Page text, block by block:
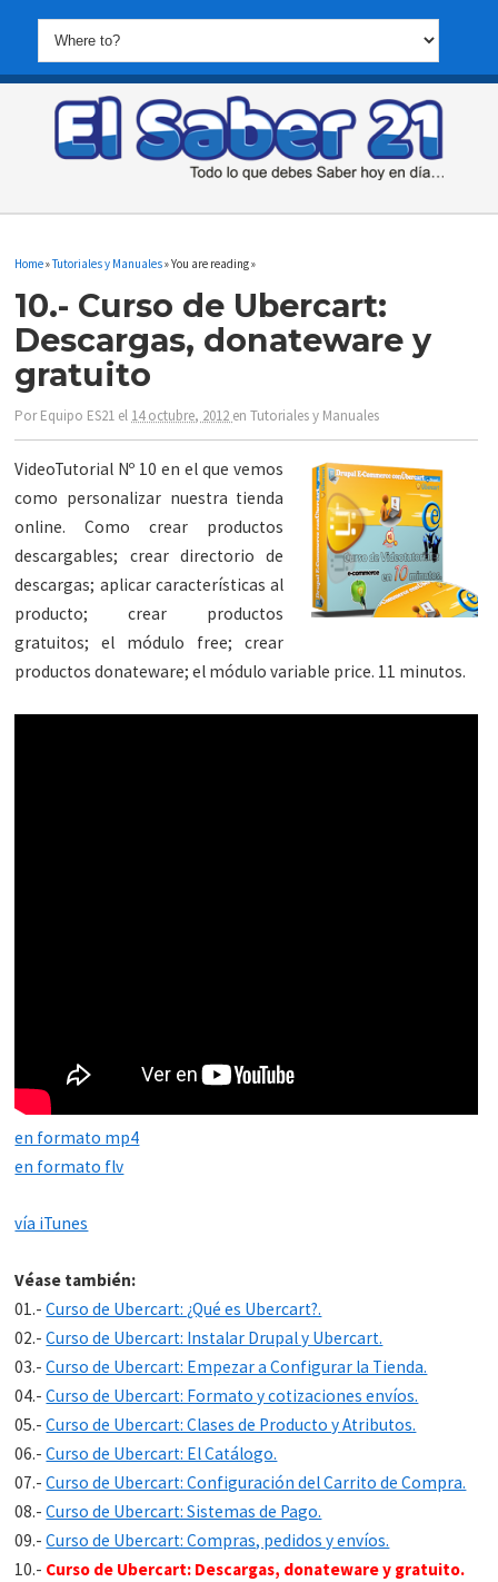
Home»Tutoriales y Manuales» You are reading »
10.- Curso de Ubercart:
Descargas, donateware y
gratuito
PorEquipo ES21 el 14 octubre, 2012 enTutoriales y Manuales
VideoTutorial Nº 10 en el que vemos
como personalizar nuestra tienda
online. Como crear productos
descargables; crear directorio de
descargas; aplicar características al
producto; crear productos
gratuitos; el módulo free; crear
productos donateware; el módulo variable price. 11 minutos.
en formato mp4
en formato flv
vía iTunes
Véase también:
01.-Curso de Ubercart: ¿Qué es Ubercart?.
02.-Curso de Ubercart: Instalar Drupal y Ubercart.
03.-Curso de Ubercart: Empezar a Configurar la Tienda.
04.-Curso de Ubercart: Formato y cotizaciones envíos.
05.-Curso de Ubercart: Clases de Producto y Atributos.
06.-Curso de Ubercart: El Catálogo.
07.-Curso de Ubercart: Configuración del Carrito de Compra.
08.-Curso de Ubercart: Sistemas de Pago.
09.-Curso de Ubercart: Compras, pedidos y envíos.
10.- Curso de Ubercart: Descargas, donateware y gratuito.